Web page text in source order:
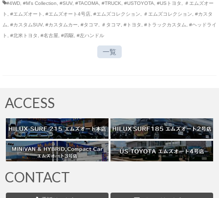
#4WD #M’s Collection #SUV, #TACOMA #TRUCK #USTOYOTA #USトヨタ
＃エムズオー
ト
#エムズオート #エムズオート4号店 #エムズコレクション ＃エムズコレクション
#カスタ
ム
#カスタムSUV, #カスタムカー #タコマ ＃タコマ #トヨタ #トラックカスタム
#ヘッドライ
ト
#北米トヨタ #名古屋 #四駆 #左ハンドル
一覧
ACCESS
CONTACT